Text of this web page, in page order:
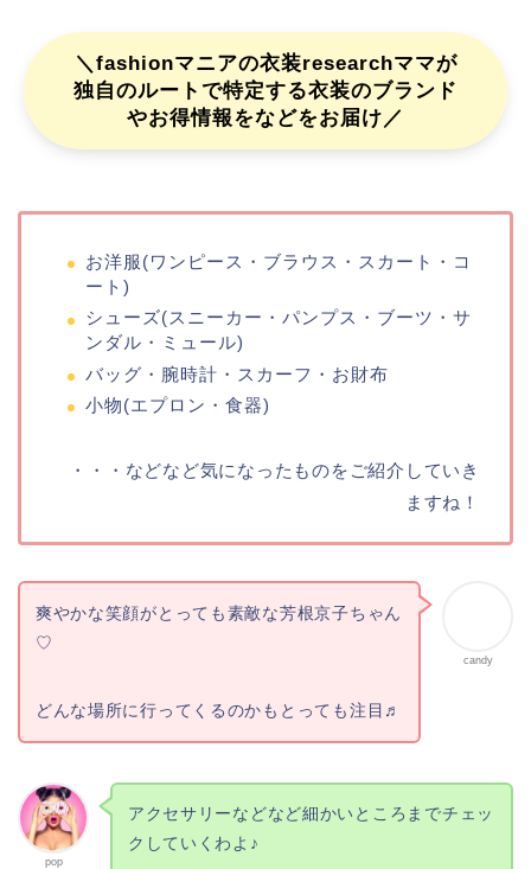
＼fashionマニアの衣装researchママが
独自のルートで特定する衣装のブランド
やお得情報をなどをお届け／
お洋服(ワンピース・ブラウス・スカート・コ
ート)
シューズ(スニーカー・パンプス・ブーツ・サ
ンダル・ミュール)
バッグ・腕時計・スカーフ・お財布
小物(エプロン・食器)
・・・などなど気になったものをご紹介していき
ますね！
candy
爽やかな笑顔がとっても素敵な芳根京子ちゃん
♡
どんな場所に行ってくるのかもとっても注目♬
pop
アクセサリーなどなど細かいところまでチェッ
クしていくわよ♪